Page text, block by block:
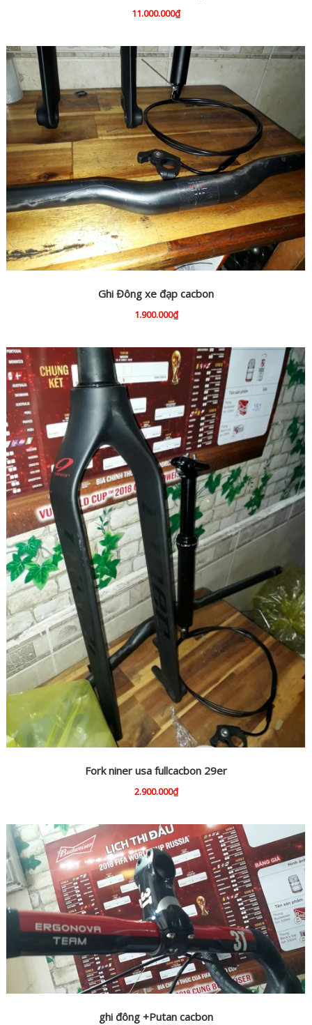
11.000.000₫
Ghi Đông xe đạp cacbon
1.900.000₫
Fork niner usa fullcacbon 29er
2.900.000₫
ghi đông +Putan cacbon